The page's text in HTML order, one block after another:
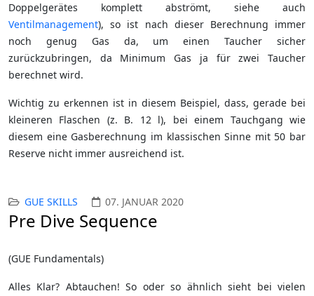
Doppelgerätes komplett abströmt, siehe auch
Ventilmanagement), so ist nach dieser Berechnung immer
noch genug Gas da, um einen Taucher sicher
zurückzubringen, da Minimum Gas ja für zwei Taucher
berechnet wird.
Wichtig zu erkennen ist in diesem Beispiel, dass, gerade bei
kleineren Flaschen (z. B. 12 l), bei einem Tauchgang wie
diesem eine Gasberechnung im klassischen Sinne mit 50 bar
Reserve nicht immer ausreichend ist.
GUE SKILLS 07. JANUAR 2020
Pre Dive Sequence
(GUE Fundamentals)
Alles Klar? Abtauchen! So oder so ähnlich sieht bei vielen